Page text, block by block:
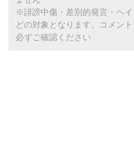
※誹謗中傷・差別的発言・ヘ
どの対象となります。コメン
必ずご確認ください